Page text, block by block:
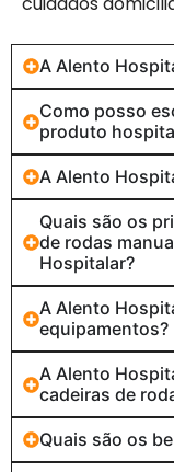
A Alento
Como posso
produto
A Alento
Quais são os
de rodas
Hospitalar?
A Alento
equipamentos?
A Alento
cadeiras de
Quais são os